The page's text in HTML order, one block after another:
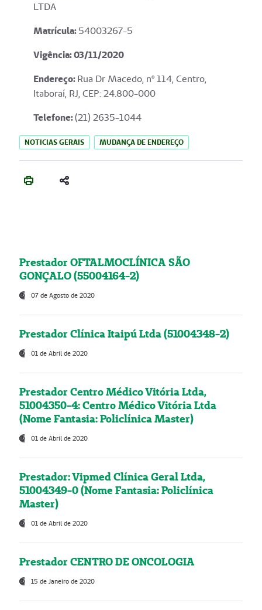
LTDA
Matrícula:54003267-5
Vigência: 03/11/2020
Endereço:Rua Dr Macedo, nº 114, Centro,
Itaboraí, RJ, CEP: 24.800-000
Telefone:(21) 2635-1044
NOTICIAS GERAIS MUDANÇA DE ENDEREÇO
Prestador OFTALMOCLÍNICA SÃO
GONÇALO (55004164-2)
07 de Agosto de 2020
Prestador Clínica Itaipú Ltda (51004348-2)
01 de Abril de 2020
Prestador Centro Médico Vitória Ltda,
51004350-4: Centro Médico Vitória Ltda
(Nome Fantasia: Policlínica Master)
01 de Abril de 2020
Prestador: Vipmed Clínica Geral Ltda,
51004349-0 (Nome Fantasia: Policlínica
Master)
01 de Abril de 2020
Prestador CENTRO DE ONCOLOGIA
15 de Janeiro de 2020